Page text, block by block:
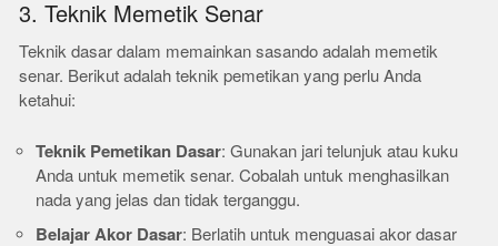
3. Teknik Memetik Senar
Teknik dasar dalam memainkan sasando adalah memetik
senar. Berikut adalah teknik pemetikan yang perlu Anda
ketahui:
Teknik Pemetikan Dasar: Gunakan jari telunjuk atau kuku
Anda untuk memetik senar. Cobalah untuk menghasilkan
nada yang jelas dan tidak terganggu.
Belajar Akor Dasar: Berlatih untuk menguasai akor dasar